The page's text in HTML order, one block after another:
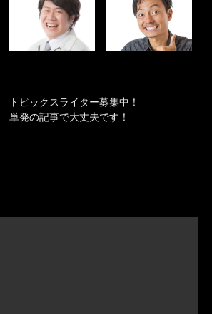
トピックスライター募集中！
単発の記事で大丈夫です！